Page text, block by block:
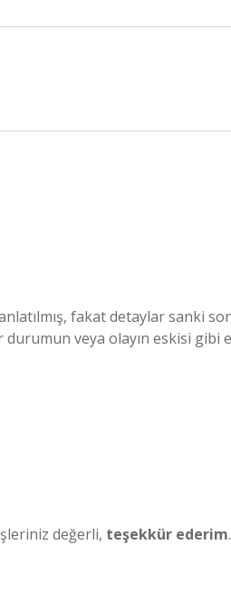
fakat detaylar sanki
durumun veya olayın eskisi gibi
değerli, teşekkür ederim.